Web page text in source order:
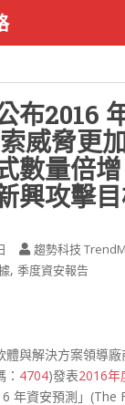
布2016
威脅更
數量倍
興攻擊
趨勢科技
, 季度資安報告
體與解決方案領導廠
4704)發表2016年
年資安預測」(The